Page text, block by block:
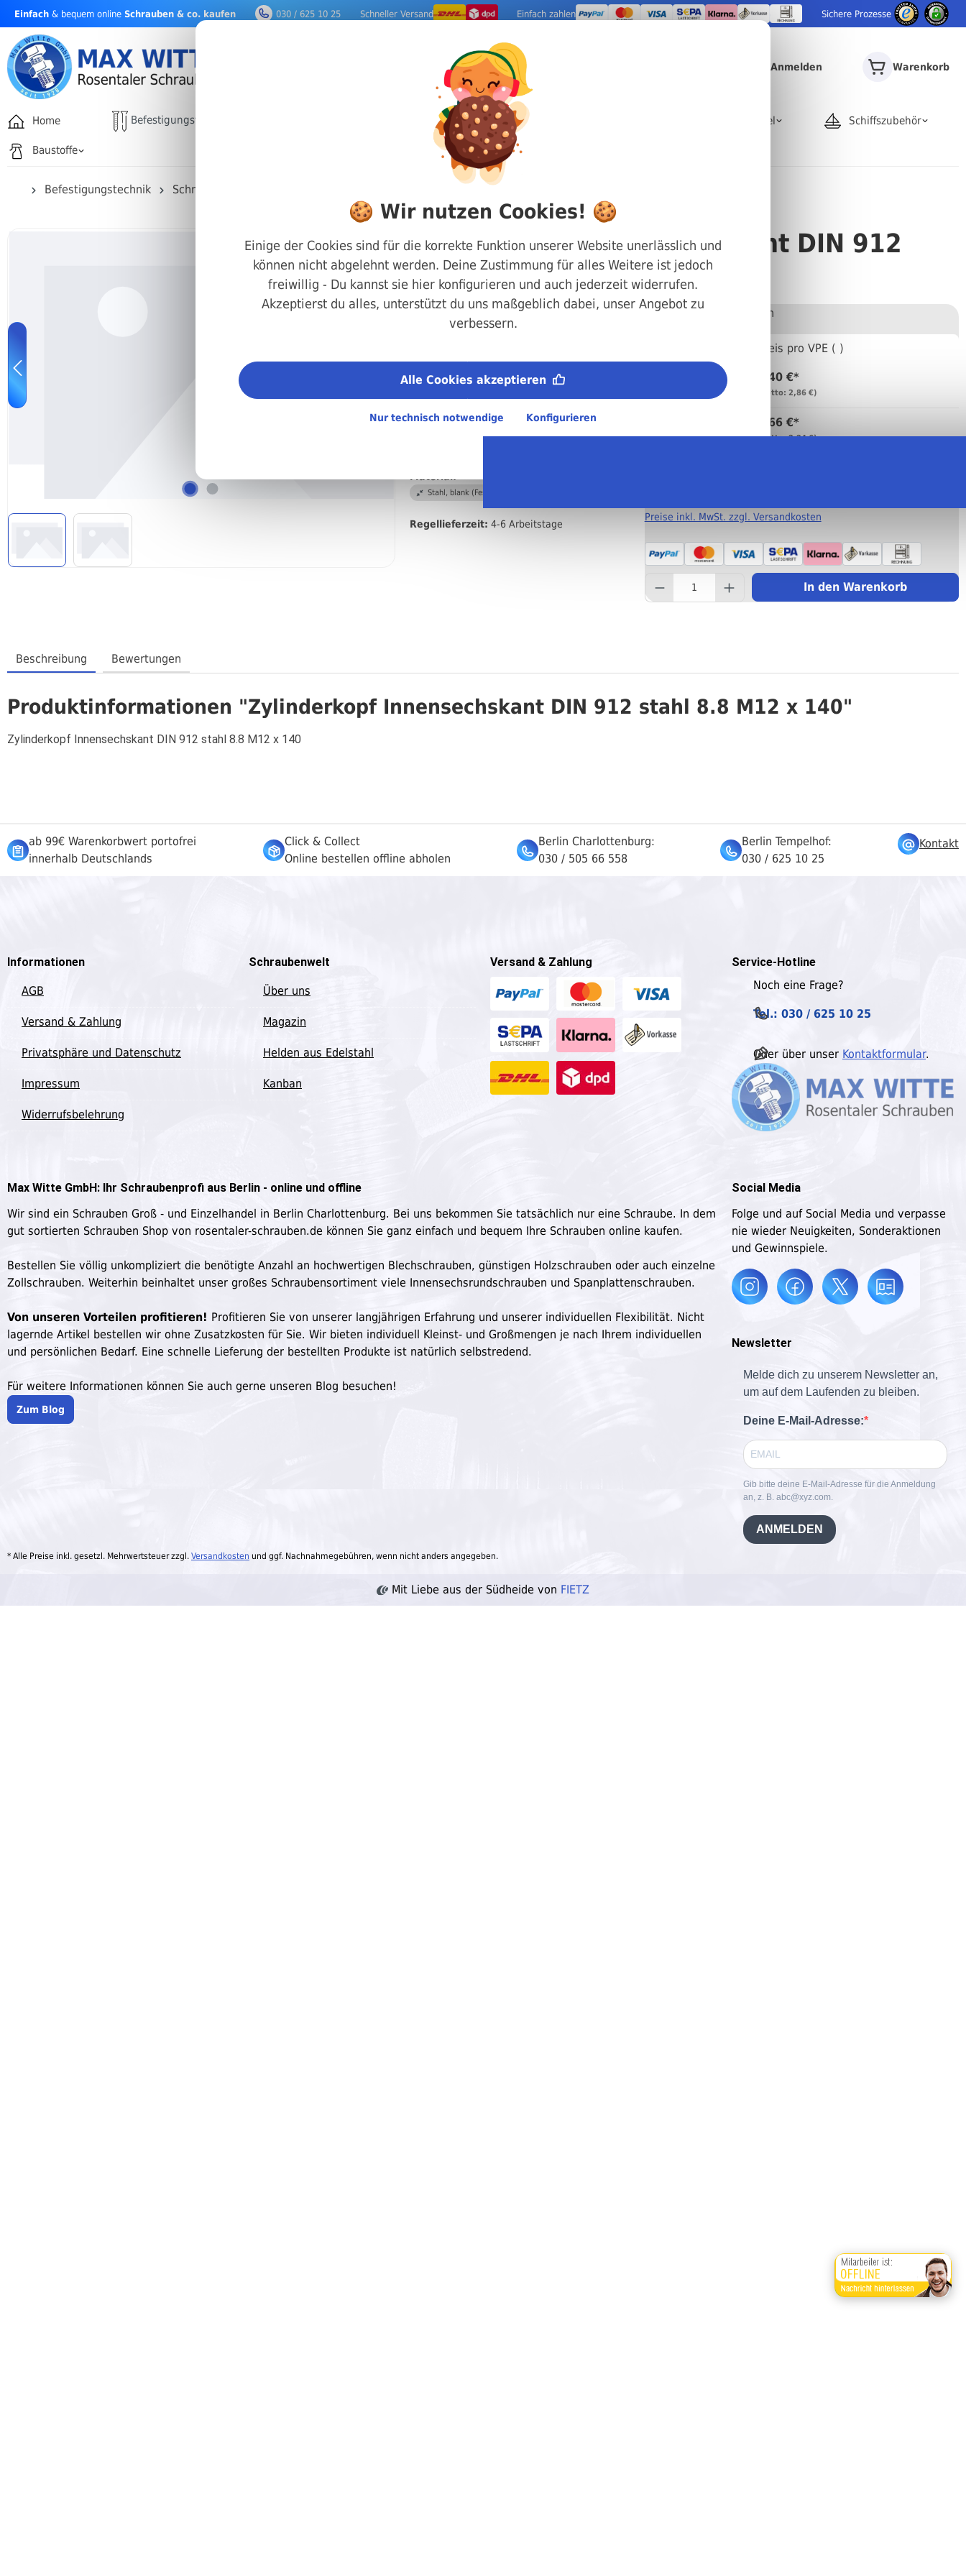
springen
Einfach & bequem online Schrauben & co. kaufen 030 / 625 10 25 Schneller Versand Einfach zahlen Sichere Prozesse
Anmelden Warenkorb
Home Befestigungstechnik Werkzeuge Rohrartikel Schiffszubehör
Baustoffe
Befestigungstechnik Schrauben
Zylinderkopf Innensechskant DIN 912
stahl 8.8 M12 x 140
Art.-Nr.
8800912120140
M12
140 mm
Material:
Stahl, blank (Festigkeitsklasse 8.8)
Regellieferzeit: 4-6 Arbeitstage
Stückweise bestellen
Preis pro VPE ( )
3,40 €*
(netto: 2,86 €)
2,66 €*
(netto: 2,24 €)
Preise inkl. MwSt. zzgl. Versandkosten
In den Warenkorb
Beschreibung Bewertungen
Produktinformationen "Zylinderkopf Innensechskant DIN 912 stahl 8.8 M12 x 140"
Zylinderkopf Innensechskant DIN 912 stahl 8.8 M12 x 140
ab 99€ Warenkorbwert portofrei
innerhalb Deutschlands
Click & Collect
Online bestellen offline abholen
Berlin Charlottenburg:
030 / 505 66 558
Berlin Tempelhof:
030 / 625 10 25
Kontakt
Informationen
AGB
Versand & Zahlung
Privatsphäre und Datenschutz
Impressum
Widerrufsbelehrung
Schraubenwelt
Über uns
Magazin
Helden aus Edelstahl
Kanban
Versand & Zahlung
Service-Hotline
Noch eine Frage?
Tel.: 030 / 625 10 25
Oder über unser Kontaktformular.
Max Witte GmbH: Ihr Schraubenprofi aus Berlin - online und offline
Wir sind ein Schrauben Groß - und Einzelhandel in Berlin Charlottenburg. Bei uns bekommen Sie tatsächlich nur eine Schraube. In dem
gut sortierten Schrauben Shop von rosentaler-schrauben.de können Sie ganz einfach und bequem Ihre Schrauben online kaufen.
Bestellen Sie völlig unkompliziert die benötigte Anzahl an hochwertigen Blechschrauben, günstigen Holzschrauben oder auch einzelne
Zollschrauben. Weiterhin beinhaltet unser großes Schraubensortiment viele Innensechsrundschrauben und Spanplattenschrauben.
Von unseren Vorteilen profitieren! Profitieren Sie von unserer langjährigen Erfahrung und unserer individuellen Flexibilität. Nicht
lagernde Artikel bestellen wir ohne Zusatzkosten für Sie. Wir bieten individuell Kleinst- und Großmengen je nach Ihrem individuellen
und persönlichen Bedarf. Eine schnelle Lieferung der bestellten Produkte ist natürlich selbstredend.
Für weitere Informationen können Sie auch gerne unseren Blog besuchen!
Zum Blog
Social Media
Folge und auf Social Media und verpasse
nie wieder Neuigkeiten, Sonderaktionen
und Gewinnspiele.
Newsletter
Melde dich zu unserem Newsletter an,
um auf dem Laufenden zu bleiben.
Deine E-Mail-Adresse:
Gib bitte deine E-Mail-Adresse für die Anmeldung
an, z. B. abc@xyz.com.
ANMELDEN
* Alle Preise inkl. gesetzl. Mehrwertsteuer zzgl. Versandkosten und ggf. Nachnahmegebühren, wenn nicht anders angegeben.
Mit Liebe aus der Südheide von FIETZ
🍪 Wir nutzen Cookies! 🍪
Einige der Cookies sind für die korrekte Funktion unserer Website unerlässlich und
können nicht abgelehnt werden. Deine Zustimmung für alles Weitere ist jedoch
freiwillig - Du kannst sie hier konfigurieren und auch jederzeit widerrufen.
Akzeptierst du alles, unterstützt du uns maßgeblich dabei, unser Angebot zu
verbessern.
Alle Cookies akzeptieren
Nur technisch notwendige Konfigurieren